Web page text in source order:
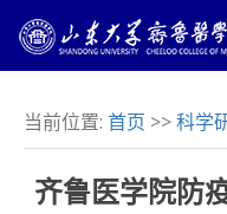
当前位置: 首页 >>科学
齐鲁医学院防